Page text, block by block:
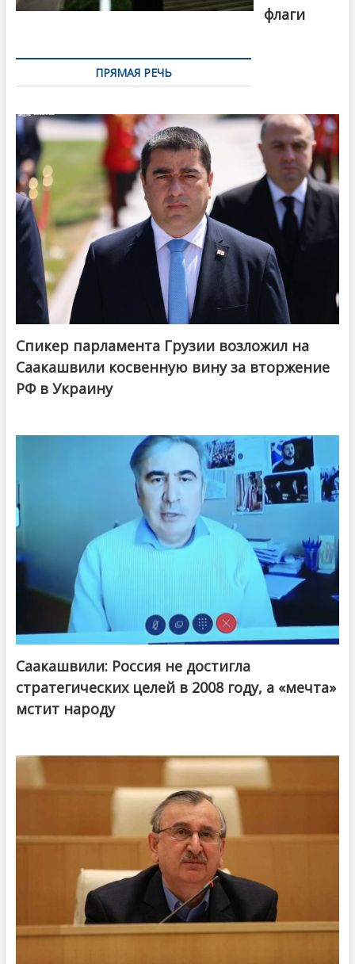
флаги
ПРЯМАЯ РЕЧЬ
Спикер парламента Грузии возложил на
Саакашвили косвенную вину за вторжение
РФ в Украину
Саакашвили: Россия не достигла
стратегических целей в 2008 году, а «мечта»
мстит народу